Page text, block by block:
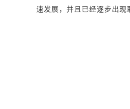
速发展，并且已经逐步出现